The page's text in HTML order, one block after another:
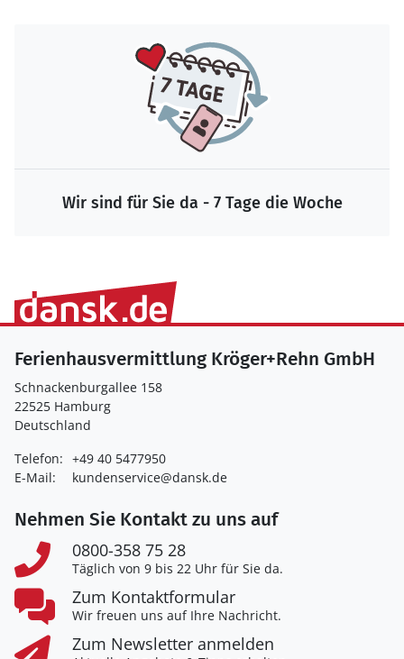
Wir sind für Sie da - 7 Tage die Woche
Ferienhausvermittlung Kröger+Rehn GmbH
Schnackenburgallee 158
22525 Hamburg
Deutschland
Telefon: +49 40 5477950
E-Mail:
kundenservice@dansk.de
Nehmen Sie Kontakt zu uns auf
0800-358 75 28
Täglich von 9 bis 22 Uhr für Sie da.
Zum Kontaktformular
Wir freuen uns auf Ihre Nachricht.
Zum Newsletter anmelden